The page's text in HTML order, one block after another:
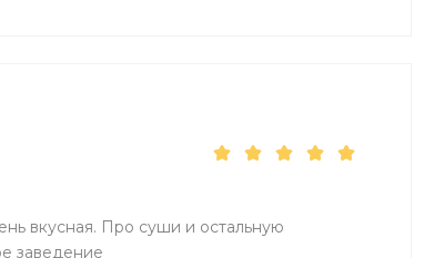
вкусная. Про суши и остальную
заведение